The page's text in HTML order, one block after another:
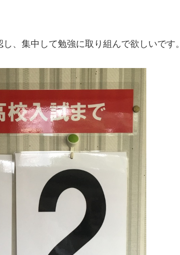
、集中して勉強に取り組んで欲しいです。